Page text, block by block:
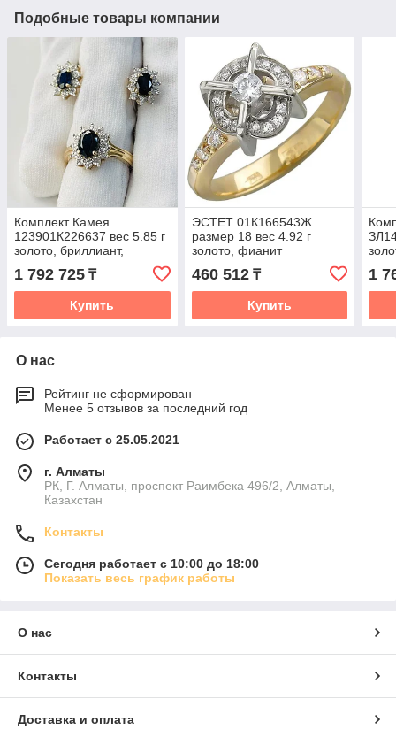
Подобные товары компании
Комплект Камея
123901К226637 вес 5.85 г
золото, бриллиант,
1 792 725 ₸
Купить
ЭСТЕТ 01К166543Ж
размер 18 вес 4.92 г
золото, фианит
460 512₸
Купить
1
О нас
Рейтинг не сформирован
Менее 5 отзывов за последний год
Работает с 25.05.2021
г. Алматы
РК, Г. Алматы, проспект Раимбека 496/2, Алматы,
Казахстан
Контакты
Сегодня работает с 10:00 до 18:00
Показать весь график работы
О нас
Контакты
Доставка и оплата